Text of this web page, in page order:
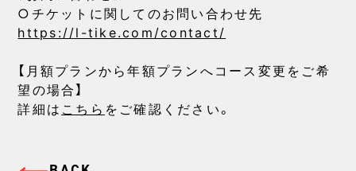
○チケットに関してのお問い合わせ先
https://l-tike.com/contact/
【月額プランから年額プランへコース変更をご希
望の場合】
詳細は こちら をご確認ください。